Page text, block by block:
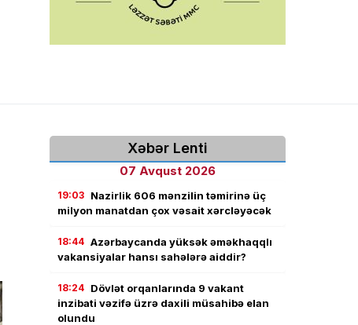
Xəbər Lenti
07 Avqust 2026
19:03 Nazirlik 606 mənzilin təmirinə üç
milyon manatdan çox vəsait xərcləyəcək
18:44 Azərbaycanda yüksək əməkhaqqlı
vakansiyalar hansı sahələrə aiddir?
18:24 Dövlət orqanlarında 9 vakant
inzibati vəzifə üzrə daxili müsahibə elan
olundu